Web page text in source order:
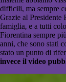
difficili, ma sempre
Grazie al Presidente
famiglia, e a tutti
Fiorentina sempre
anni, che sono stati
stato un punto di
invece il video